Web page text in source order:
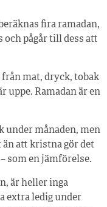
fira ramadan,
och pågår till dess att
mat, dryck, tobak
uppe. Ramadan är en
under månaden, men
än att kristna gör det
som en jämförelse.
är heller inga
extra ledig under